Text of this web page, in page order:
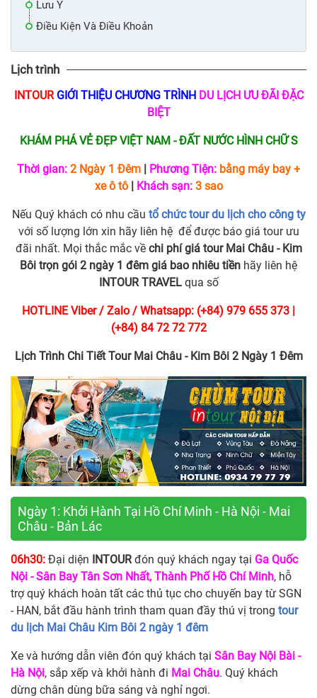
Lưu Ý
Điều Kiện Và Điều Khoản
Lịch trình
INTOUR GIỚI THIỆU CHƯƠNG TRÌNH DU LỊCH ƯU ĐÃI ĐẶC
BIỆT
KHÁM PHÁ VẺ ĐẸP VIỆT NAM - ĐẤT NƯỚC HÌNH CHỮ S
Thời gian: 2 Ngày 1 Đêm Phương Tiện: bằng máy bay +
xe ô tô| Khách sạn: 3 sao
Nếu Quý khách có nhu cầu tổ chức tour du lịch cho công ty
với số lượng lớn xin hãy liên hệ để được báo giá tour ưu
đãi nhất. Mọi thắc mắc về chi phí giá tour Mai Châu - Kim
Bôi trọn gói 2 ngày 1 đêm giá bao nhiêu tiền hãy liên hệ
INTOUR TRAVELqua số
HOTLINE Viber / Zalo / Whatsapp: (+84) 979 655 373 |
(+84) 84 72 72 772
Lịch Trình Chi Tiết Tour Mai Châu - Kim Bôi 2 Ngày 1 Đêm
Ngày 1: Khởi Hành Tại Hồ Chí Minh - Hà Nội - Mai
Châu - Bản Lác
06h30: Đại diện INTOURđón quý khách ngay tại Ga Quốc
Nội - Sân Bay Tân Sơn Nhất, Thành Phố Hồ Chí Minh, hỗ
trợ quý khách hoàn tất các thủ tục cho chuyến bay từ SGN
- HAN, bắt đầu hành trình tham quan đầy thú vị trong tour
du lịch Mai Châu Kim Bôi 2 ngày 1 đêm
Xe và hướng dẫn viên đón quý khách tại Sân Bay Nội Bài -
Hà Nội, sắp xếp và khởi hành đi Mai Châu. Quý khách
dừng chân dùng bữa sáng và nghỉ ngơi.